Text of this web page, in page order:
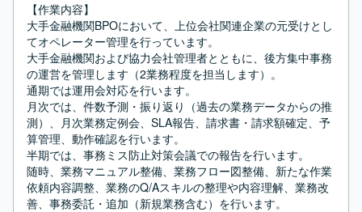
【作業内容】
大手金融機関BPOにおいて、上位会社関連企業の元受けとし
てオペレーター管理を行っています。
大手金融機関および協力会社管理者とともに、後方集中事務
の運営を管理します（2業務程度を担当します）。
通期では運用会対応を行います。
月次では、件数予測・振り返り（過去の業務データからの推
測）、月次業務定例会、SLA報告、請求書・請求額確定、予
算管理、動作確認を行います。
半期では、事務ミス防止対策会議での報告を行います。
随時、業務マニュアル整備、業務フロー図整備、新たな作業
依頼内容調整、業務のQ/Aスキルの整理や内容理解、業務改
善、事務委託・追加（新規業務含む）を行います。